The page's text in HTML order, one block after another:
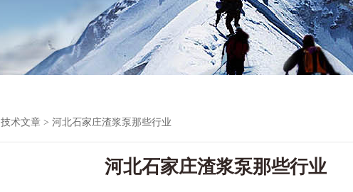
技术文章 > 河北石家庄渣浆泵那些行业
河北石家庄渣浆泵那些行业